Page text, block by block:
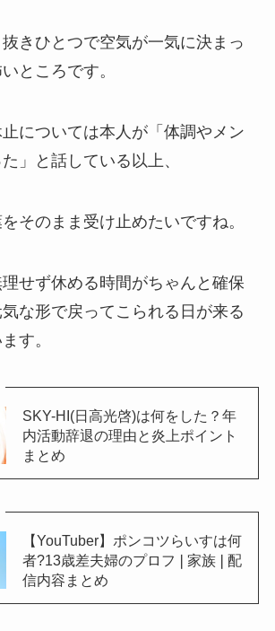
きひとつで空気が一気に決まっ
ところです。
については本人が「体調やメン
」と話している以上、
そのまま受け止めたいですね。
せず休める時間がちゃんと確保
な形で戻ってこられる日が来る
す。
SKY-HI(日高光啓)は何をした？年
内活動辞退の理由と炎上ポイント
まとめ
【YouTuber】ポンコツらいすは何
者?13歳差夫婦のプロフ❘家族❘配
信内容まとめ